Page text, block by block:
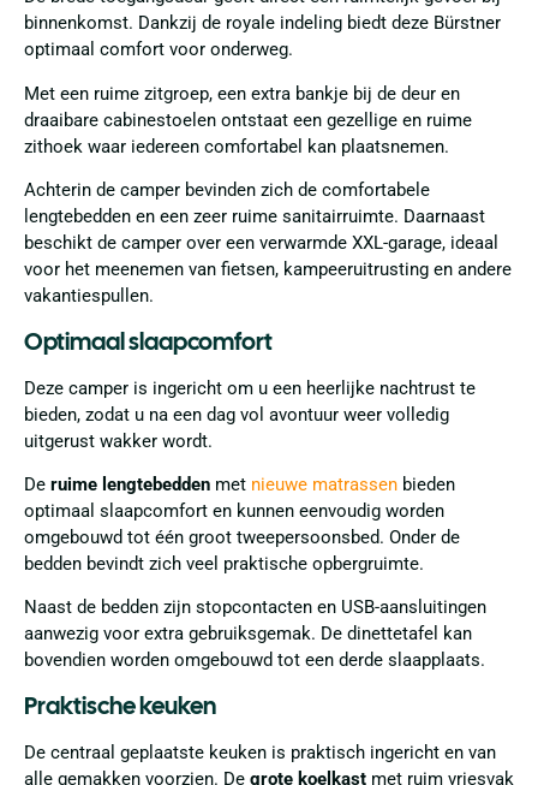
binnenkomst. Dankzij de royale indeling biedt deze Bürstner
optimaal comfort voor onderweg.
Met een ruime zitgroep, een extra bankje bij de deur en
draaibare cabinestoelen ontstaat een gezellige en ruime
zithoek waar iedereen comfortabel kan plaatsnemen.
Achterin de camper bevinden zich de comfortabele
lengtebedden en een zeer ruime sanitairruimte. Daarnaast
beschikt de camper over een verwarmde XXL-garage, ideaal
voor het meenemen van fietsen, kampeeruitrusting en andere
vakantiespullen.
Optimaal slaapcomfort
Deze camper is ingericht om u een heerlijke nachtrust te
bieden, zodat u na een dag vol avontuur weer volledig
uitgerust wakker wordt.
De ruime lengtebedden met nieuwe matrassen bieden
optimaal slaapcomfort en kunnen eenvoudig worden
omgebouwd tot één groot tweepersoonsbed. Onder de
bedden bevindt zich veel praktische opbergruimte.
Naast de bedden zijn stopcontacten en USB-aansluitingen
aanwezig voor extra gebruiksgemak. De dinettetafel kan
bovendien worden omgebouwd tot een derde slaapplaats.
Praktische keuken
De centraal geplaatste keuken is praktisch ingericht en van
alle gemakken voorzien. De grote koelkast met ruim vriesvak